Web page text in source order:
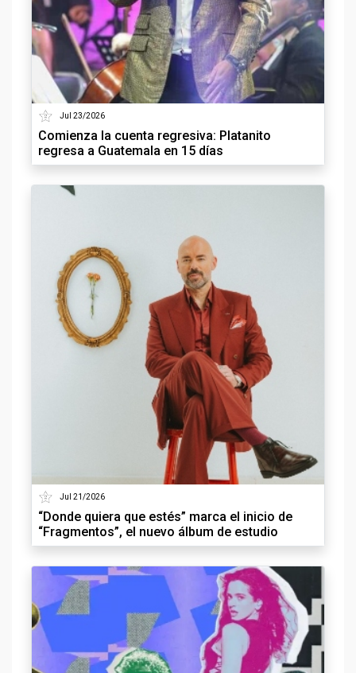
Jul 23/2026
Comienza la cuenta regresiva: Platanito
regresa a Guatemala en 15 días
Jul 21/2026
“Donde quiera que estés” marca el inicio de
“Fragmentos”, el nuevo álbum de estudio